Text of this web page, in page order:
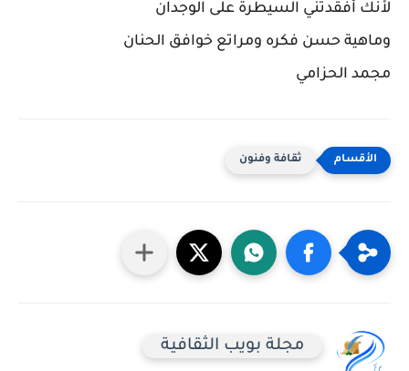
لأنك أفقدتني السيطرة على الوجدان
وماهية حسن فكره ومراتع خوافق الحنان
مجمد الحزامي
ثقافة وفنون
مجلة بويب الثقافية